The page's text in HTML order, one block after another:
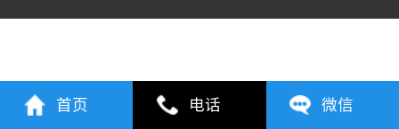
首页 电话 微信